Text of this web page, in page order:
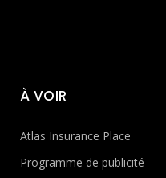
À VOIR
Atlas Insurance Place
Programme de publicité